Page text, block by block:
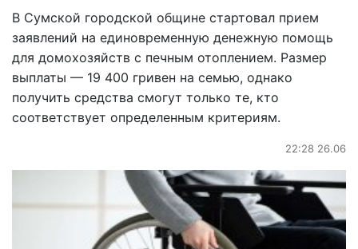
В Сумской городской общине стартовал прием
заявлений на единовременную денежную помощь
для домохозяйств с печным отоплением. Размер
выплаты — 19 400 гривен на семью, однако
получить средства смогут только те, кто
соответствует определенным критериям.
22:28 26.06